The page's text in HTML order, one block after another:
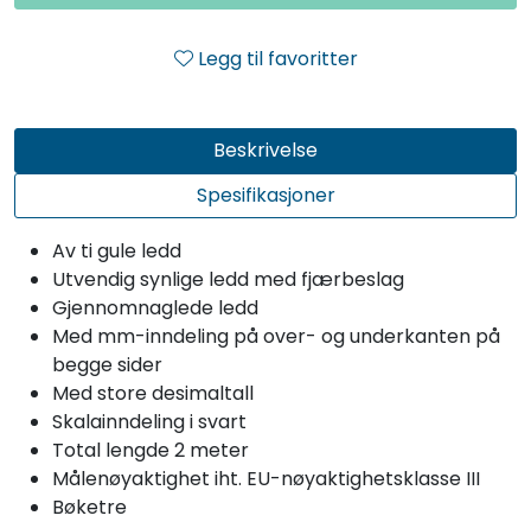
Legg til favoritter
Beskrivelse
Spesifikasjoner
Av ti gule ledd
Utvendig synlige ledd med fjærbeslag
Gjennomnaglede ledd
Med mm-inndeling på over- og underkanten på
begge sider
Med store desimaltall
Skalainndeling i svart
Total lengde 2 meter
Målenøyaktighet iht. EU-nøyaktighetsklasse III
Bøketre